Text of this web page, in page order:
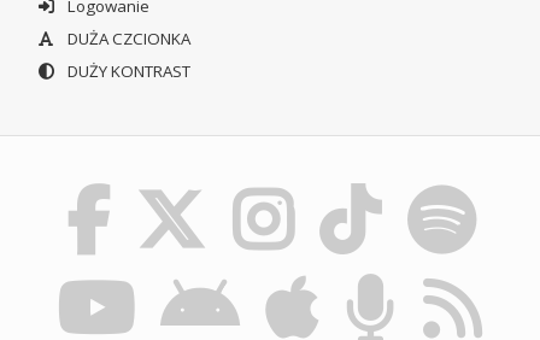
Logowanie
DUŻA CZCIONKA
DUŻY KONTRAST